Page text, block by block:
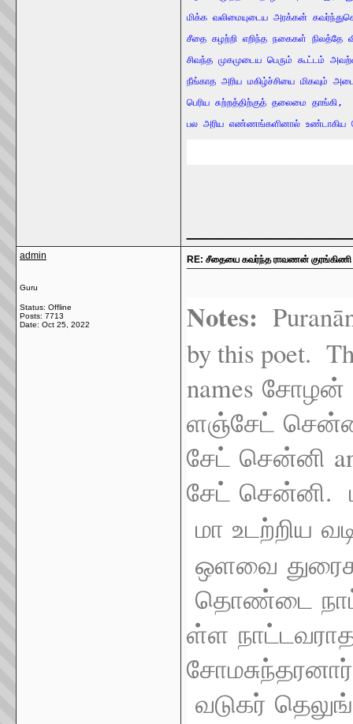
மிக்க வலிமையுடைய அரக்கன்
சீதை கழற்றி எறிந்த நகைகள் நிலத்தே
சிவந்த முகமுடைய பெரும் கூட்டம்
நீங்காத அரிய மகிழ்ச்சியை மிகவும்
பெரிய சுற்றத்திற்குத் தலைமை தாங்கி,
பல அரிய எண்ணங்களினால் உண்டாகிய
admin
Guru
Status: Offline
Posts: 7713
Date: Oct 25, 2022
RE: சீதையை கவர்ந்த ராவணன்
Notes:
by this poet.
names சோழன்
ளஞ்சேட்
சேட் சென்னி
சேட் சென்னி.
மா உடற்றிய
ஒளவை
தொண்டை
ள்ள
சோமசுந்தரனார்
வடுகர்